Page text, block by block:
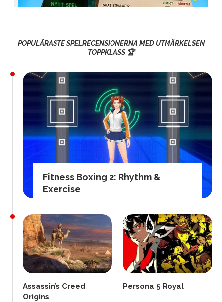
POPULÄRASTE SPELRECENSIONERNA MED UTMÄRKELSEN
TOPPKLASS 🏆
Fitness Boxing 2: Rhythm &
Exercise
Assassin’s Creed
Origins
Persona 5 Royal